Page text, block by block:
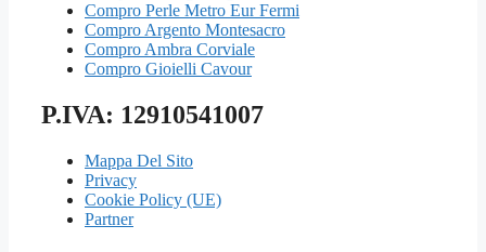
Compro Perle Metro Eur Fermi
Compro Argento Montesacro
Compro Ambra Corviale
Compro Gioielli Cavour
P.IVA: 12910541007
Mappa Del Sito
Privacy
Cookie Policy (UE)
Partner